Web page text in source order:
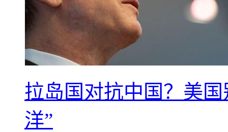
拉岛国对抗中国？美
洋”